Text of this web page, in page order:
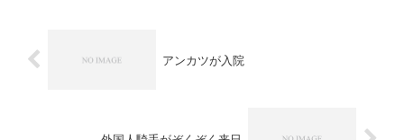
アンカツが入院